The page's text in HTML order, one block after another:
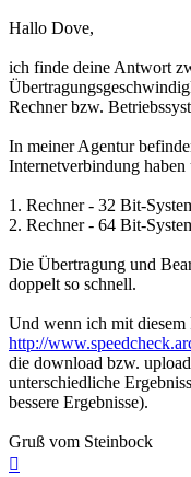
Hallo Dove,
ich finde deine Antwort
Rechner bzw.
In meiner Agentur
Internetverbindung
1. Rechner - 32 Bit-
2. Rechner - 64 Bit-
Die Übertragung und
doppelt so schnell.
Und wenn ich mit diesem
http://
die download bzw.
unterschiedliche
bessere Ergebnisse).
Gruß vom Steinbock